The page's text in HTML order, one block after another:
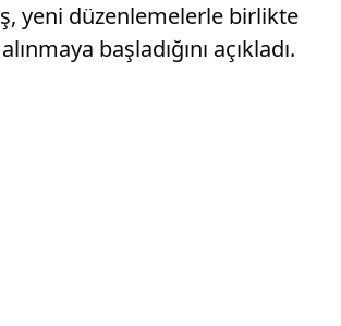
yeni düzenlemelerle birlikte
başladığını açıkladı.